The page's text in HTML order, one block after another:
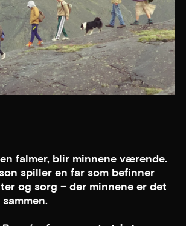
falmer, blir minnene værende.
spiller en far som befinner
og sorg – der minnene er det